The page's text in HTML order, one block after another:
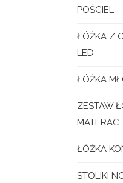
POŚCIEL
ŁÓŻKA Z
LED
ŁÓŻKA
ZESTAW
MATERAC
ŁÓŻKA
STOLIKI